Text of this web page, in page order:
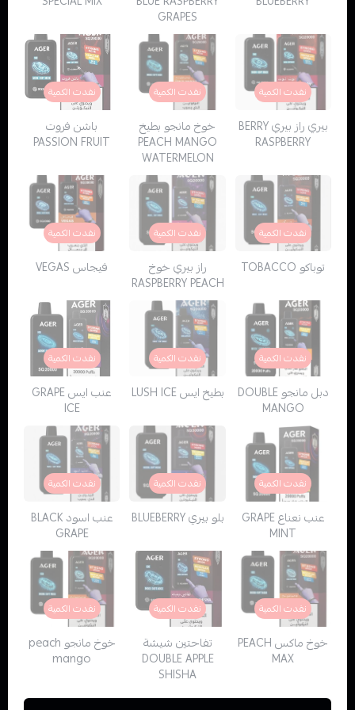
GRAPES
نفدت الكمية
بيري راز بيري BERRY
RASPBERRY
نفدت الكمية
خوخ مانجو بطيخ
PEACH MANGO
WATERMELON
نفدت الكمية
باشن فروت
PASSION FRUIT
نفدت الكمية
توباكو TOBACCO
نفدت الكمية
راز بيري خوخ
RASPBERRY PEACH
نفدت الكمية
فيجاس VEGAS
نفدت الكمية
دبل مانجو DOUBLE
MANGO
نفدت الكمية
بطيخ ايس LUSH ICE
نفدت الكمية
عنب ايس GRAPE
ICE
نفدت الكمية
عنب نعناع GRAPE
MINT
نفدت الكمية
بلو بيري BLUEBERRY
نفدت الكمية
عنب اسود BLACK
GRAPE
نفدت الكمية
خوخ ماكس PEACH
MAX
نفدت الكمية
تفاحتين شيشة
DOUBLE APPLE
SHISHA
نفدت الكمية
خوخ مانجو peach
mango